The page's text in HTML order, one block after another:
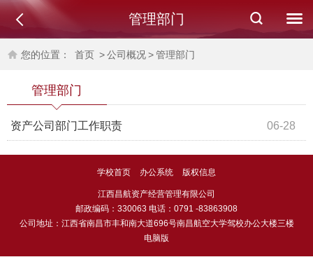
管理部门
您的位置： 首页 >公司概况>管理部门
管理部门
06-28
资产公司部门工作职责
学校首页 办公系统 版权信息
江西昌航资产经营管理有限公司
邮政编码：330063 电话：0791 -83863908
公司地址：江西省南昌市丰和南大道696号南昌航空大学驾校办公大楼三楼
电脑版